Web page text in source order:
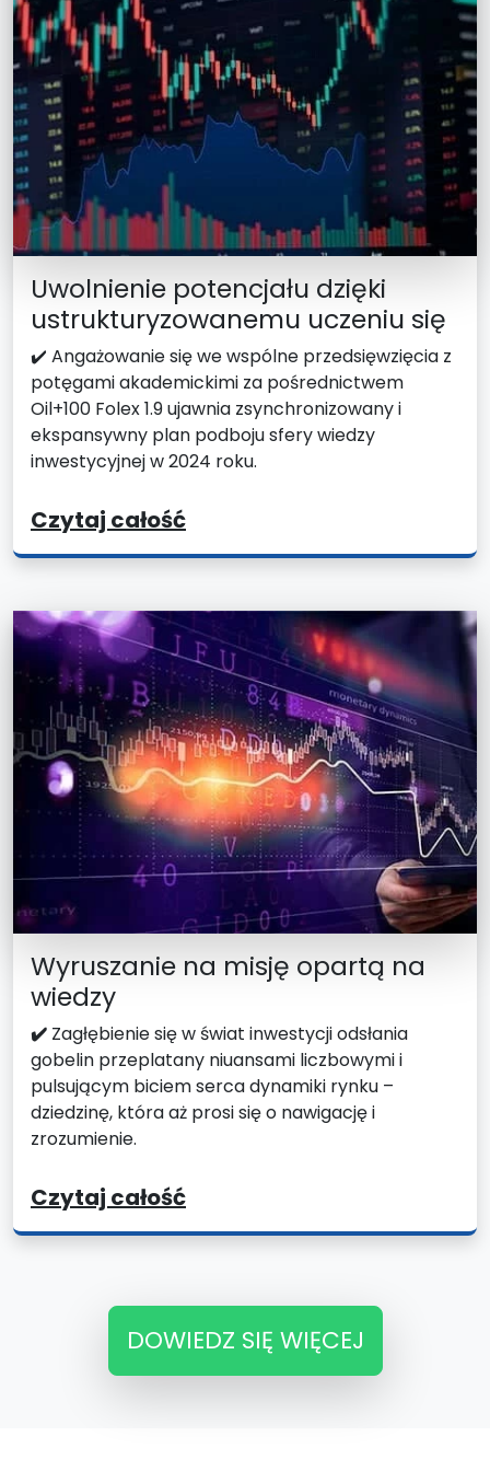
Uwolnienie potencjału dzięki
ustrukturyzowanemu uczeniu się
✔️ Angażowanie się we wspólne przedsięwzięcia z
potęgami akademickimi za pośrednictwem
Oil+100 Folex 1.9 ujawnia zsynchronizowany i
ekspansywny plan podboju sfery wiedzy
inwestycyjnej w 2024 roku.
Czytaj całość
Wyruszanie na misję opartą na
wiedzy
✔️ Zagłębienie się w świat inwestycji odsłania
gobelin przeplatany niuansami liczbowymi i
pulsującym biciem serca dynamiki rynku –
dziedzinę, która aż prosi się o nawigację i
zrozumienie.
Czytaj całość
DOWIEDZ SIĘ WIĘCEJ